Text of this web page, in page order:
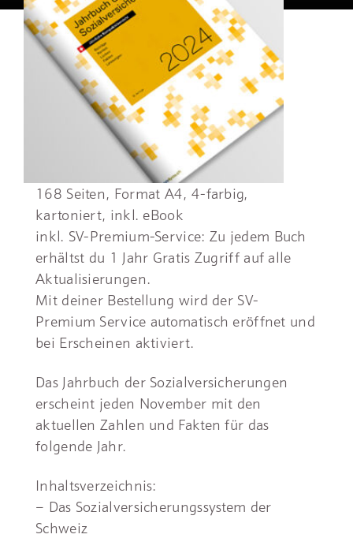
168 Seiten, Format A4, 4-farbig,
kartoniert, inkl. eBook
inkl. SV-Premium-Service: Zu jedem Buch
erhältst du 1 Jahr Gratis Zugriff auf alle
Aktualisierungen.
Mit deiner Bestellung wird der SV-
Premium Service automatisch eröffnet und
bei Erscheinen aktiviert.
Das Jahrbuch der Sozialversicherungen
erscheint jeden November mit den
aktuellen Zahlen und Fakten für das
folgende Jahr.
Inhaltsverzeichnis:
– Das Sozialversicherungssystem der
Schweiz